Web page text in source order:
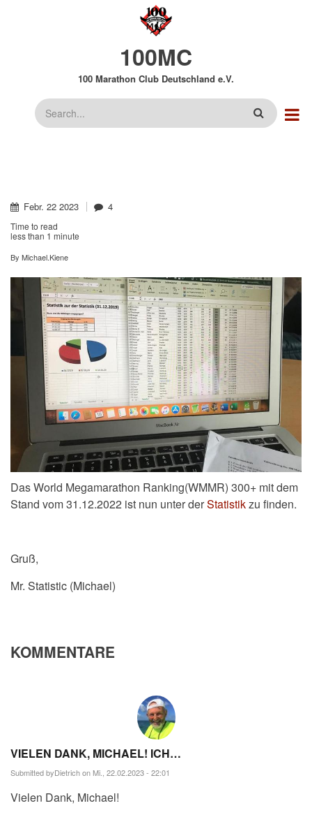
100MC
100 Marathon Club Deutschland e.V.
Suche
Febr. 22 2023 4
Time to read
less than 1 minute
By Michael.Kiene
Das World Megamarathon Ranking(WMMR) 300+ mit dem
Stand vom 31.12.2022 ist nun unter derStatistikzu finden.
Gruß,
Mr. Statistic (Michael)
KOMMENTARE
VIELEN DANK, MICHAEL! ICH…
Submitted byDietrichon Mi., 22.02.2023 - 22:01
Vielen Dank, Michael!